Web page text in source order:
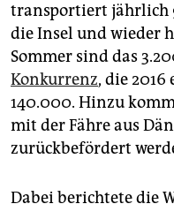
transportiert jährlich
die Insel und wieder
Sommer sind das
Konkurrenz, die 2016
140.000. Hinzu
mit der Fähre aus
zurückbefördert
Dabei berichtete die